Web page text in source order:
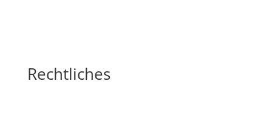
Rechtliches